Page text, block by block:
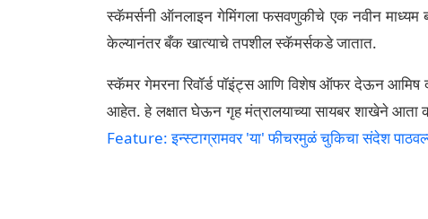
स्कॅमर्सनी ऑनलाइन गेमिंगला फसवणुकीचे एक नवीन माध्यम
केल्यानंतर बँक खात्याचे तपशील स्कॅमर्सकडे जातात.
स्कॅमर गेमरना रिवॉर्ड पॉइंट्स आणि विशेष ऑफर देऊन आमिष
आहेत. हे लक्षात घेऊन गृह मंत्रालयाच्या सायबर शाखेने आता
Feature: इन्स्टाग्रामवर 'या' फीचरमुळं चुकिचा संदेश